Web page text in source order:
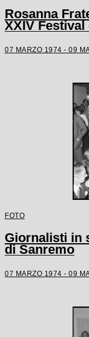
Rosanna
XXIV
07 MARZO 1974 - 09
FOTO
Giornalisti in
di Sanremo
07 MARZO 1974 - 09